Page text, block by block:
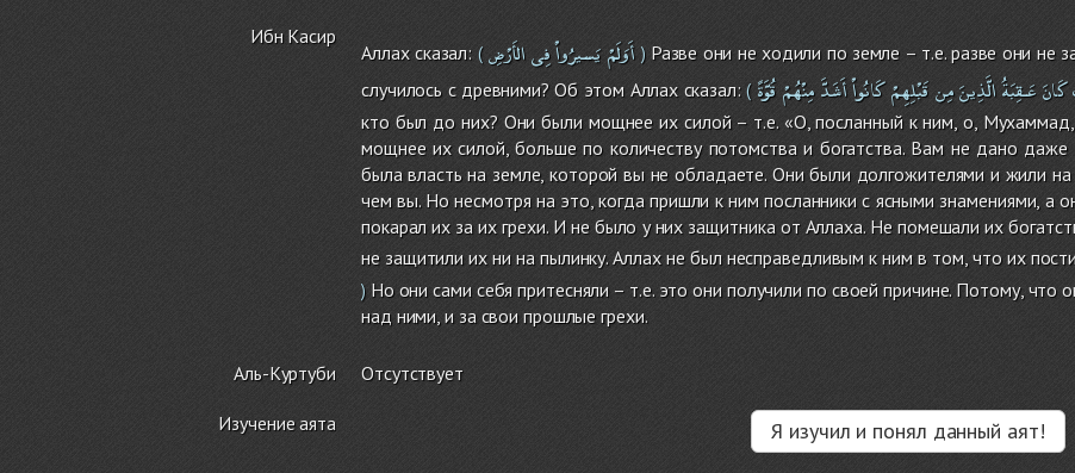
Ибн Касир
Аллах сказал: ( أَوَلَمْيَسيرُواْفِىالأَرْضِ )Разве они не ходили по земле – т.е. разве они не
случилось с древними? Об этом Аллах сказал:( كَانَعَـقِبَةُالَّذِينَمِنقَبْلِهِمْكَانُواْأَشَدَّمِنْهُمْقُوَّةً
кто был до них? Они были мощнее их силой – т.е. «О, посланный к ним, о,
мощнее их силой, больше по количеству потомства и богатства. Вам не дано
была власть на земле, которой вы не обладаете. Они были долгожителями и жили
чем вы. Но несмотря на это, когда пришли к ним посланники с ясными знамениями, а
покарал их за их грехи. И не было у них защитника от Аллаха. Не помешали их
не защитили их ни на пылинку. Аллах не был несправедливым к ним в том, что их
)Но они сами себя притесняли – т.е. это они получили по своей причине. Потому, что
над ними, и за свои прошлые грехи.
Аль-Куртуби Отсутствует
Изучение аята Я изучил и понял данный аят!